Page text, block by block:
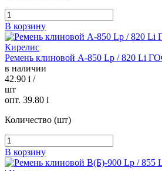
В корзину
Ремень клиновой А-850 Lp / 820 Li
в наличии
42.90 i /
шт
опт. 39.80 i
Количество (шт)
В корзину